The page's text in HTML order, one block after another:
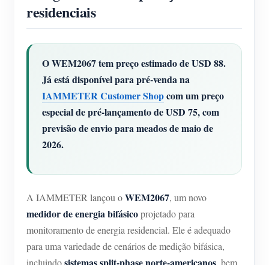
Blog
Explorar site
Ranking FV
residenciais
O WEM2067 tem preço estimado de USD 88.
Já está disponível para pré-venda na
IAMMETER Customer Shopcom um preço
especial de pré-lançamento de USD 75, com
previsão de envio para meados de maio de
2026.
A IAMMETER lançou oWEM2067, um novo
medidor de energia bifásicoprojetado para
monitoramento de energia residencial. Ele é adequado
para uma variedade de cenários de medição bifásica,